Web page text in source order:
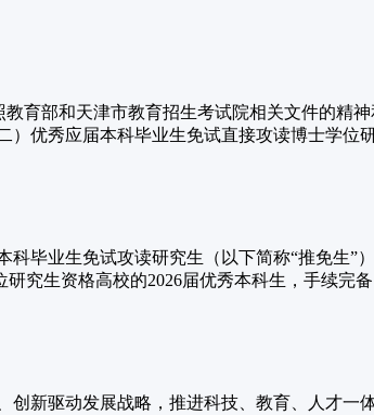
育部和天津市教育招生考试院相关文件的精
优秀应届本科毕业生免试直接攻读博士学位
毕业生免试攻读研究生（以下简称“推免生
究生资格高校的2026届优秀本科生，手续完
新驱动发展战略，推进科技、教育、人才